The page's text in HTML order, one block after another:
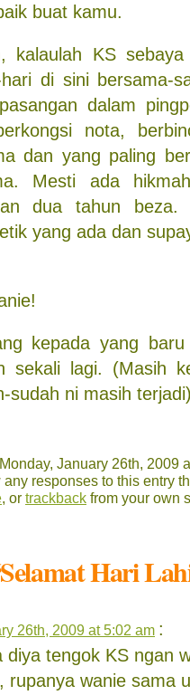
buat kamu.
kalaulah KS
di sini bersama-
dalam
nota,
dan yang paling
Mesti ada
dua tahun beza.
yang ada dan
kepada yang
sekali lagi. (Masih
sudah ni masih
January 26th, 2009
any responses to this entry
, or trackback from your own
Hari
26th, 2009 at 5:02 am :
diya tengok KS ngan
rupanya wanie sama